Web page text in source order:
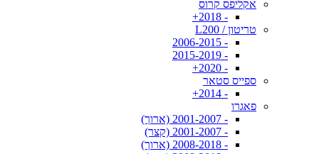
אקליפס קרוס
- 2018+
טריטון / L200
- 2006-2015
- 2015-2019
- 2020+
ספייס סטאר
- 2014+
פאגרו
- 2001-2007 (ארוך)
- 2001-2007 (קצר)
- 2008-2018 (ארוך)